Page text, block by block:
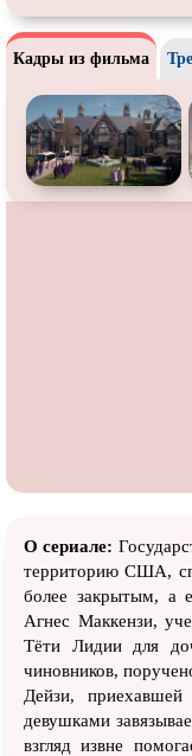
Турецкий сериал
Кадры из фильма
О сериале:
территорию США,
более закрытым, а
Агнес Маккензи,
Тёти Лидии для
чиновников,
Дейзи,
девушками
взгляд извне